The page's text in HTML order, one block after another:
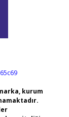
kurum